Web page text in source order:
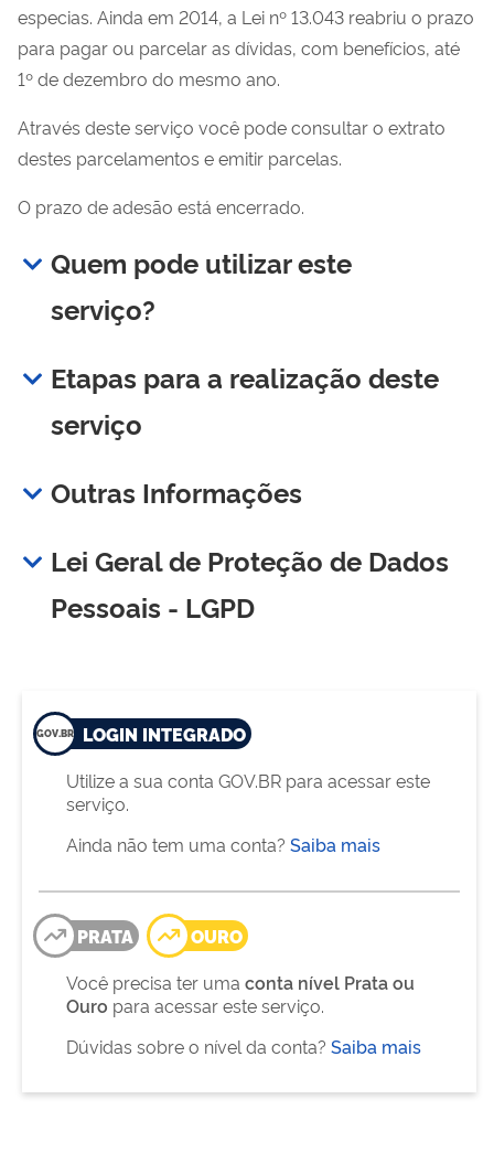
especias. Ainda em 2014, a Lei nº 13.043 reabriu o prazo
para pagar ou parcelar as dívidas, com benefícios, até
1º de dezembro do mesmo ano.
Através deste serviço você pode consultar o extrato
destes parcelamentos e emitir parcelas.
O prazo de adesão está encerrado.
Quem pode utilizar este
serviço?
Etapas para a realização deste
serviço
Outras Informações
Lei Geral de Proteção de Dados
Pessoais - LGPD
LOGIN INTEGRADO
Utilize a sua conta GOV.BR para acessar este
serviço.
Ainda não tem uma conta? Saiba mais
PRATA
OURO
Você precisa ter uma conta nível Prata ou
Ouro para acessar este serviço.
Dúvidas sobre o nível da conta? Saiba mais